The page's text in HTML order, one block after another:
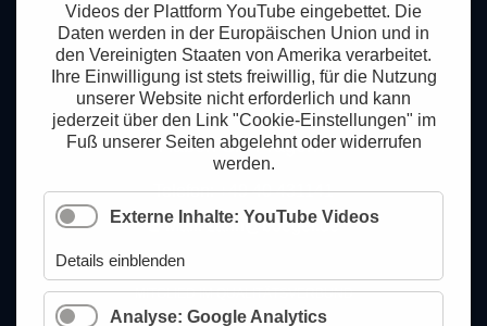
Haben Sie Fragen?
Telefon: +49 40 431141
E-Mail:zahn@boeger.de
MITGLIED IM QUALITÄTSVERBUND
Videos der Plattform YouTube eingebettet. Die
Daten werden in der Europäischen Union und in
den Vereinigten Staaten von Amerika verarbeitet.
Ihre Einwilligung ist stets freiwillig, für die Nutzung
unserer Website nicht erforderlich und kann
jederzeit über den Link "Cookie-Einstellungen" im
Fuß unserer Seiten abgelehnt oder widerrufen
werden.
Externe Inhalte: YouTube Videos
Details einblenden
Analyse: Google Analytics